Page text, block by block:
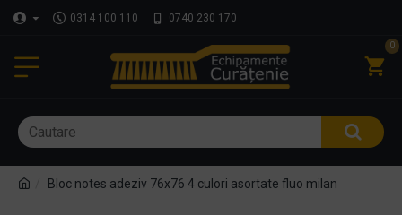
0314 100 110 0740 230 170
0
Bloc notes adeziv 76x76 4 culori asortate fluo milan